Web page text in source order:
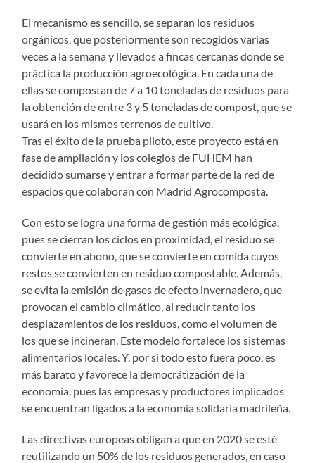
El mecanismo es sencillo, se separan los residuos
orgánicos, que posteriormente son recogidos varias
veces a la semana y llevados a fincas cercanas donde se
práctica la producción agroecológica. En cada una de
ellas se compostan de 7 a 10 toneladas de residuos para
la obtención de entre 3 y 5 toneladas de compost, que se
usará en los mismos terrenos de cultivo.
Tras el éxito de la prueba piloto, este proyecto está en
fase de ampliación y los colegios de FUHEM han
decidido sumarse y entrar a formar parte de la red de
espacios que colaboran con Madrid Agrocomposta.
Con esto se logra una forma de gestión más ecológica,
pues se cierran los ciclos en proximidad, el residuo se
convierte en abono, que se convierte en comida cuyos
restos se convierten en residuo compostable. Además,
se evita la emisión de gases de efecto invernadero, que
provocan el cambio climático, al reducir tanto los
desplazamientos de los residuos, como el volumen de
los que se incineran. Este modelo fortalece los sistemas
alimentarios locales. Y, por si todo esto fuera poco, es
más barato y favorece la democrátización de la
economía, pues las empresas y productores implicados
se encuentran ligados a la economía solidaria madrileña.
Las directivas europeas obligan a que en 2020 se esté
reutilizando un 50% de los residuos generados, en caso